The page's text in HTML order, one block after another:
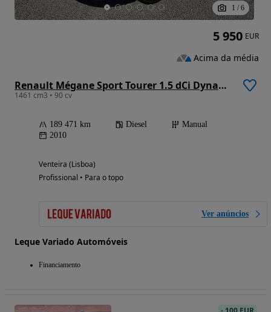
1 / 6
Renault Mégane Sport Tourer 1.5 dCi Dynamique
1461 cm3 • 90 cv
189 471 km Diesel
Manual
2010
Venteira (Lisboa)
Profissional • Para o topo
Ver anúncios
Leque Variado Automóveis
Financiamento
5 950 EUR
Acima da média